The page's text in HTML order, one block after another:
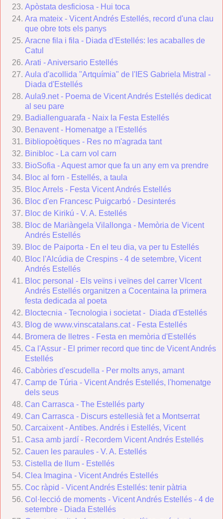
Apòstata desficiosa - Hui toca
Ara mateix - Vicent Andrés Estellés, record d'una clau
que obre tots els panys
Aracne fila i fila - Diada d'Estellés: les acaballes de
Catul
Arati - Aniversario Estellés
Aula d'acollida "Artquímia" de l'IES Gabriela Mistral -
Diada d'Estellés
Aula9.net - Poema de Vicent Andrés Estellés dedicat
al seu pare
Badiallenguarafa - Naix la Festa Estellés
Benavent - Homenatge a l'Estellés
Bibliopoètiques - Res no m'agrada tant
Binibloc - La carn vol carn
BioSofia - Aquest amor que fa un any em va prendre
Bloc al forn - Estellés, a taula
Bloc Arrels - Festa Vicent Andrés Estellés
Bloc d'en Francesc Puigcarbó - Desinterés
Bloc de Kirikú - V. A. Estellés
Bloc de Mariàngela Vilallonga - Memòria de Vicent
Andrés Estellés
Bloc de Paiporta - En el teu dia, va per tu Estellés
Bloc l'Alcúdia de Crespins - 4 de setembre, Vicent
Andrés Estellés
Bloc personal - Els veïns i veïnes del carrer VIcent
Andrés Estellés organitzen a Cocentaina la primera
festa dedicada al poeta
Bloctecnia - Tecnologia i societat - Diada d'Estellés
Blog de www.vinscatalans.cat - Festa Estellés
Bromera de lletres - Festa en memòria d'Estellés
Ca l'Assur - El primer record que tinc de Vicent Andrés
Estellés
Cabòries d'escudella - Per molts anys, amant
Camp de Túria - Vicent Andrés Estellés, l'homenatge
dels seus
Can Carrasca - The Estellés party
Can Carrasca - Discurs estellesià fet a Montserrat
Carcaixent - Antibes. Andrés i Estellés, Vicent
Casa amb jardí - Recordem Vicent Andrés Estellés
Cauen les paraules - V. A. Estellés
Cistella de llum - Estellés
Clea Imagina - Vicent Andrés Estellés
Coc ràpid - Vicent Andrés Estellés: tenir pàtria
Col·lecció de moments - Vicent Andrés Estellés - 4 de
setembre - Diada Estellés